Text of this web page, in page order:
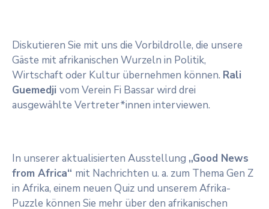
Diskutieren Sie mit uns die Vorbildrolle, die unsere
Gäste mit afrikanischen Wurzeln in Politik,
Wirtschaft oder Kultur übernehmen können. Rali
Guemedji vom Verein Fi Bassar wird drei
ausgewählte Vertreter*innen interviewen.
In unserer aktualisierten Ausstellung „Good News
from Africa“ mit Nachrichten u. a. zum Thema Gen Z
in Afrika, einem neuen Quiz und unserem Afrika-
Puzzle können Sie mehr über den afrikanischen